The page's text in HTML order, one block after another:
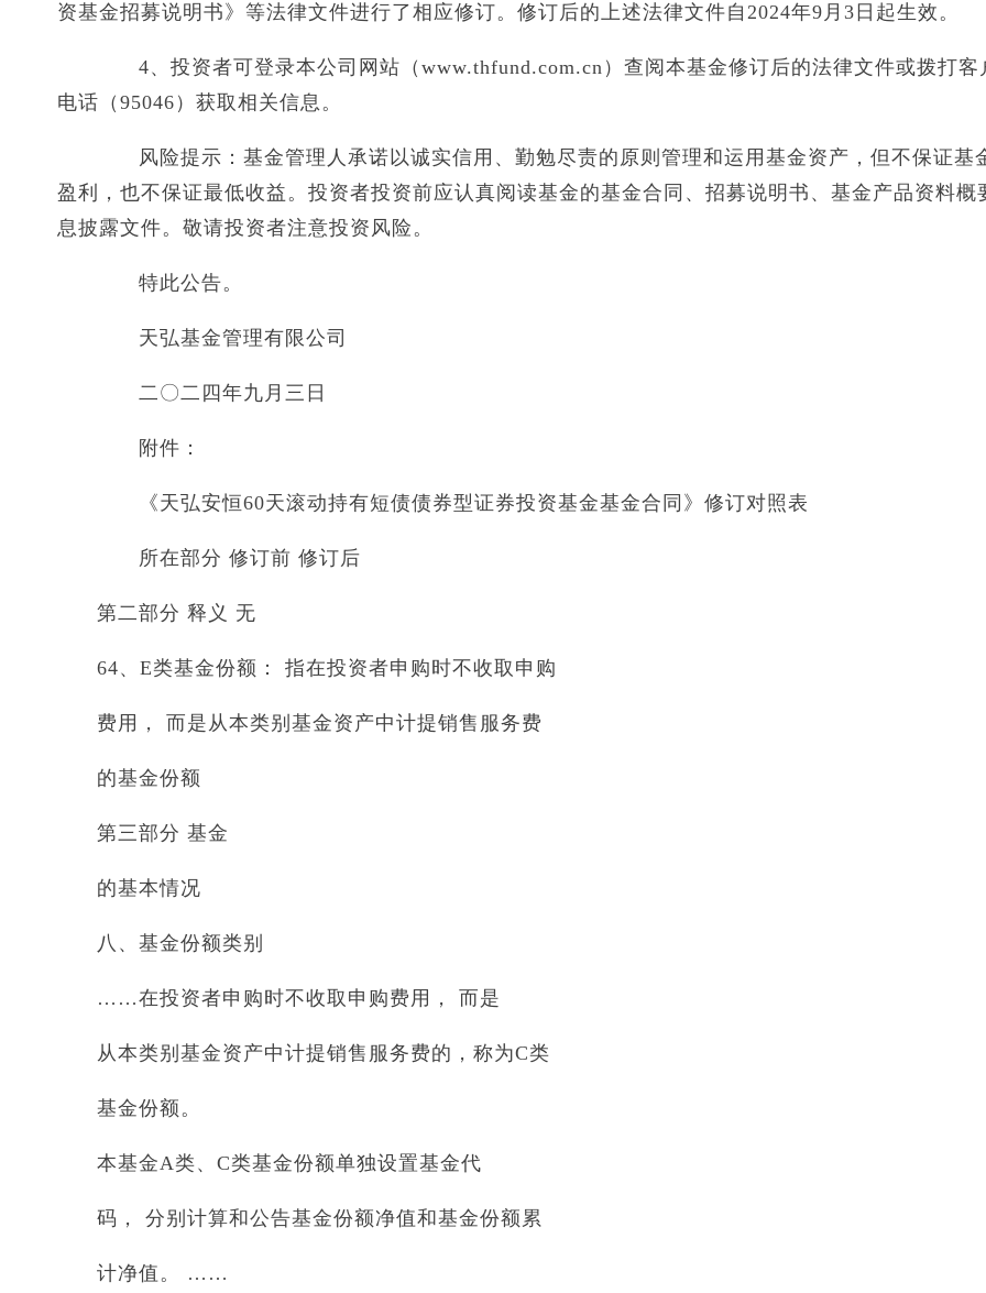
资基金招募说明书》等法律文件进行了相应修订。修订后的上述法律文件自2024年9月3日起生效。
4、投资者可登录本公司网站（www.thfund.com.cn）查阅本基金修订后的法律文件或拨打客
电话（95046）获取相关信息。
风险提示：基金管理人承诺以诚实信用、勤勉尽责的原则管理和运用基金资产，但不保证基
盈利，也不保证最低收益。投资者投资前应认真阅读基金的基金合同、招募说明书、基金产品资料概
息披露文件。敬请投资者注意投资风险。
特此公告。
天弘基金管理有限公司
二〇二四年九月三日
附件：
《天弘安恒60天滚动持有短债债券型证券投资基金基金合同》修订对照表
所在部分 修订前 修订后
第二部分 释义 无
64、E类基金份额： 指在投资者申购时不收取申购
费用， 而是从本类别基金资产中计提销售服务费
的基金份额
第三部分 基金
的基本情况
八、基金份额类别
……在投资者申购时不收取申购费用， 而是
从本类别基金资产中计提销售服务费的，称为C类
基金份额。
本基金A类、C类基金份额单独设置基金代
码， 分别计算和公告基金份额净值和基金份额累
计净值。 ……